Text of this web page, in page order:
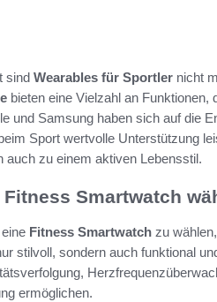
sind Wearables für Sportler nicht
bieten eine Vielzahl an
und Samsung haben sich auf die
Sport wertvolle Unterstützung
auch zu einem aktiven Lebensstil.
Fitness Smartwatch
Fitness Smartwatch zu
stilvoll, sondern auch funktional
ermöglichen.